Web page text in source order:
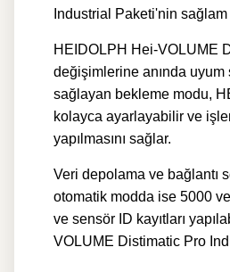
Industrial Paketi'nin sağlam
HEIDOLPH Hei-VOLUME
değişimlerine anında uyum
sağlayan bekleme modu,
kolayca ayarlayabilir ve
yapılmasını sağlar.
Veri depolama ve bağlantı
otomatik modda ise 5000
ve sensör ID kayıtları
VOLUME Distimatic Pro